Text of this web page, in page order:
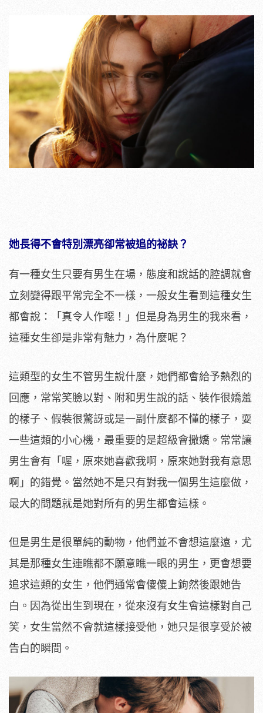
她長得不會特別漂亮卻常被追的祕訣？
有一種女生只要有男生在場，態度和說話的腔調就會
立刻變得跟平常完全不一樣，一般女生看到這種女生
都會說：「真令人作噁！」但是身為男生的我來看，
這種女生卻是非常有魅力，為什麼呢？
這類型的女生不管男生說什麼，她們都會給予熱烈的
回應，常常笑臉以對、附和男生說的話、裝作很嬌羞
的樣子、假裝很驚訝或是一副什麼都不懂的樣子，耍
一些這類的小心機，最重要的是超級會撒嬌。常常讓
男生會有「喔，原來她喜歡我啊，原來她對我有意思
啊」的錯覺。當然她不是只有對我一個男生這麼做，
最大的問題就是她對所有的男生都會這樣。
但是男生是很單純的動物，他們並不會想這麼遠，尤
其是那種女生連瞧都不願意瞧一眼的男生，更會想要
追求這類的女生，他們通常會傻傻上鉤然後跟她告
白。因為從出生到現在，從來沒有女生會這樣對自己
笑，女生當然不會就這樣接受他，她只是很享受於被
告白的瞬間。